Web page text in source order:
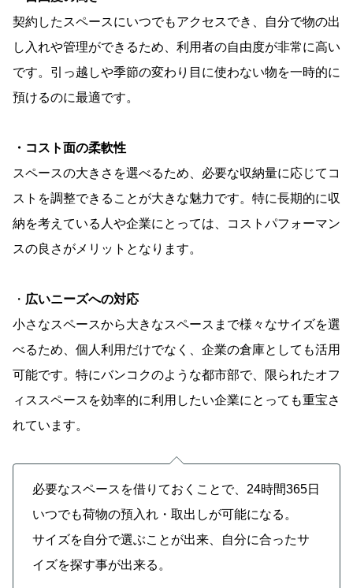
契約したスペースにいつでもアクセスでき、自分で物の出
し入れや管理ができるため、利用者の自由度が非常に高い
です。引っ越しや季節の変わり目に使わない物を一時的に
預けるのに最適です。
・コスト面の柔軟性
スペースの大きさを選べるため、必要な収納量に応じてコ
ストを調整できることが大きな魅力です。特に長期的に収
納を考えている人や企業にとっては、コストパフォーマン
スの良さがメリットとなります。
・ 広いニーズへの対応
小さなスペースから大きなスペースまで様々なサイズを選
べるため、個人利用だけでなく、企業の倉庫としても活用
可能です。特にバンコクのような都市部で、限られたオフ
ィススペースを効率的に利用したい企業にとっても重宝さ
れています。
必要なスペースを借りておくことで、24時間365日
いつでも荷物の預入れ・取出しが可能になる。
サイズを自分で選ぶことが出来、自分に合ったサ
イズを探す事が出来る。